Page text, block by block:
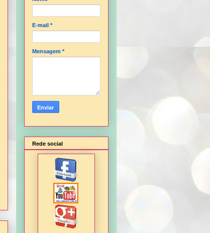
E-mail *
Mensagem *
Rede social